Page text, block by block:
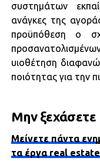
συστημάτων
ανάγκες της
προϋπόθεση ο
υιοθέτηση
ποιότητας για την
Μην ξεχάσετε
Μείνετε πάντα
τα έργα real